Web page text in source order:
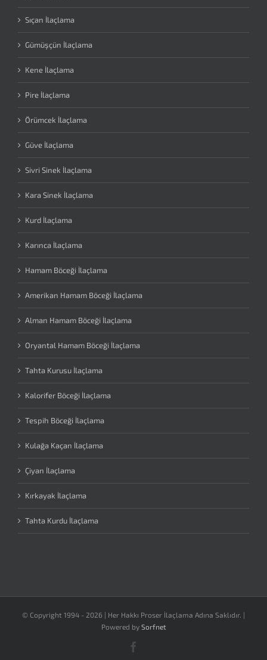
Sıçan İlaçlama
Gümüşçün İlaçlama
Kene İlaçlama
Pire İlaçlama
Örümcek İlaçlama
Güve İlaçlama
Sivri Sinek İlaçlama
Kara Sinek İlaçlama
Kurd İlaçlama
Karınca İlaçlama
Hamam Böceği İlaçlama
Amerikan Hamam Böceği İlaçlama
Alman Hamam Böceği İlaçlama
Oryantal Hamam Böceği İlaçlama
Tahta Kurusu İlaçlama
Kalorifer Böceği İlaçlama
Tespih Böceği İlaçlama
Kulağa Kaçan İlaçlama
Çiyan İlaçlama
Kırkayak İlaçlama
Tahta Kurdu İlaçlama
© Copyright 1994 - 2026 | Her Hakkı Proser İlaçlama Adına Saklıdır. |
Powered by Sorfnet